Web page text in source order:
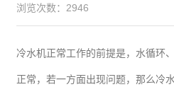
浏览次数：2946
冷水机正常工作的前提是，水循环
正常，若一方面出现问题，那么冷